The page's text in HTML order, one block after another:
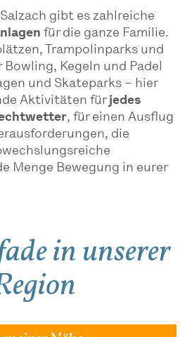
gibt es zahlreiche
für die ganze Familie.
Trampolinparks und
Kegeln und Padel
und Skateparks – hier
Aktivitäten für jedes
, für einen Ausflug
die
Menge Bewegung in eurer
in unserer